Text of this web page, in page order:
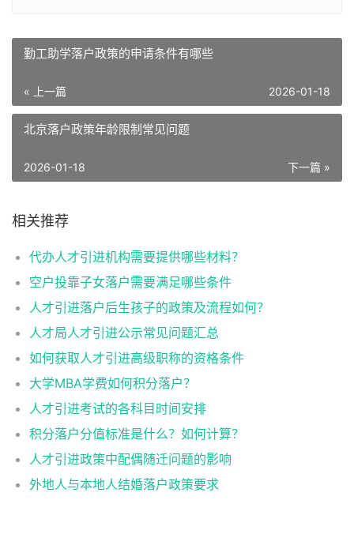
勤工助学落户政策的申请条件有哪些
« 上一篇 2026-01-18
北京落户政策年龄限制常见问题
下一篇 »
2026-01-18
相关推荐
代办人才引进机构需要提供哪些材料？
空户投靠子女落户需要满足哪些条件
人才引进落户后生孩子的政策及流程如何？
人才局人才引进公示常见问题汇总
如何获取人才引进高级职称的资格条件
大学MBA学费如何积分落户？
人才引进考试的各科目时间安排
积分落户分值标准是什么？如何计算？
人才引进政策中配偶随迁问题的影响
外地人与本地人结婚落户政策要求